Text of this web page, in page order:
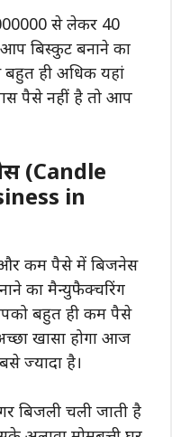
से लेकर 40
बिस्कुट बनाने का
ही अधिक यहां
पैसे नहीं है तो आप
(Candle
in
कम पैसे में बिजनेस
का मैन्युफैक्चरिंग
बहुत ही कम पैसे
खासा होगा आज
ज्यादा है।
बिजली चली जाती है